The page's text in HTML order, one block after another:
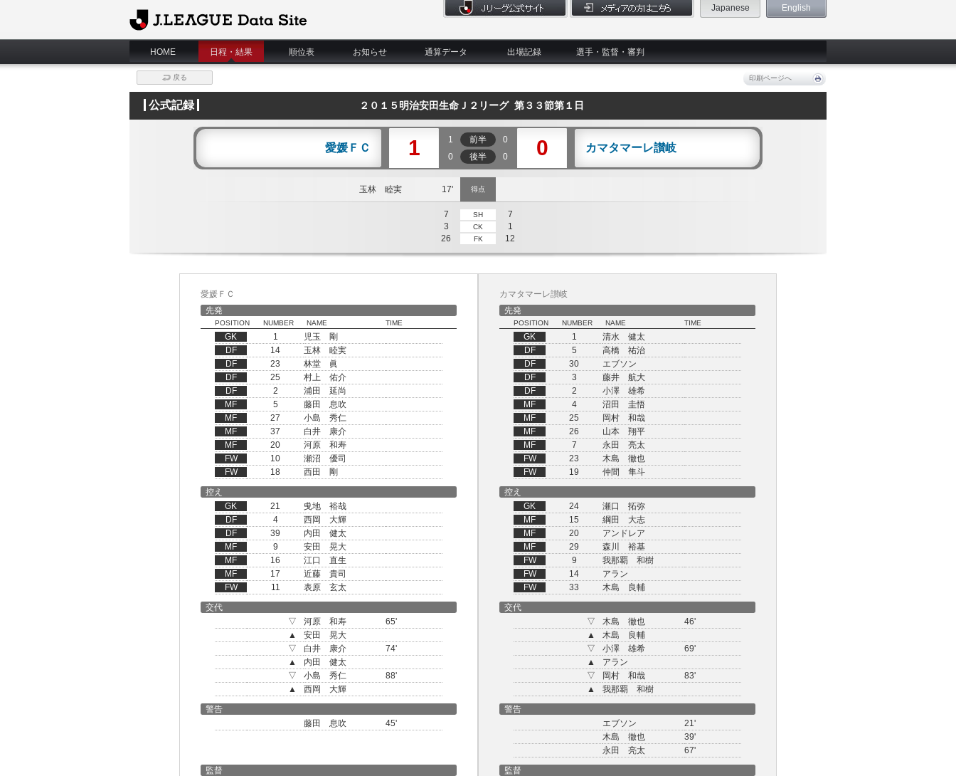
J.League Data Site
Japanese English
HOME 日程・結果 順位表 お知らせ 通算データ 出場記録 選手・監督・審判
戻る 印刷ページへ
公式記録 ２０１５明治安田生命Ｊ２リーグ 第３３節第１日
愛媛ＦＣ 1 1 前半
0
0
後半 0 0 カマタマーレ讃岐
玉林 睦実 17' 得点
7 SH
7
3
CK
1
26
FK 12
愛媛ＦＣ
先発
POSITION NUMBER NAME TIME
GK 1
児玉 剛
DF
14
玉林 睦実
DF
23
林堂 眞
DF
25
村上 佑介
DF
2
浦田 延尚
MF
5
藤田 息吹
MF
27
小島 秀仁
MF
37
白井 康介
MF
20
河原 和寿
FW
10
瀬沼 優司
FW
18 西田 剛
カマタマーレ讃岐
先発
POSITION NUMBER NAME TIME
GK 1
清水 健太
DF
5
高橋 祐治
DF
30
エブソン
DF
3
藤井 航大
DF
2
小澤 雄希
MF
4
沼田 圭悟
MF
25
岡村 和哉
MF
26
山本 翔平
MF
7
永田 亮太
FW
23
木島 徹也
FW
19
仲間 隼斗
控え
GK
21
曵地 裕哉
DF
4
西岡 大輝
DF
39
内田 健太
MF
9
安田 晃大
MF
16
江口 直生
MF
17
近藤 貴司
FW
11 表原 玄太
控え
GK
24
瀬口 拓弥
MF
15
綱田 大志
MF
20
アンドレア
MF
29
森川 裕基
FW
9
我那覇 和樹
FW
14
アラン
FW
33
木島 良輔
交代
▽
河原 和寿
65'
▲
安田 晃大
▽
白井 康介
74'
▲
内田 健太
▽
小島 秀仁
88'
▲
西岡 大輝
交代
▽
木島 徹也
46'
▲
木島 良輔
▽
小澤 雄希
69'
▲
アラン
▽
岡村 和哉
83'
▲
我那覇 和樹
警告
藤田 息吹
45'
警告
エブソン
21'
木島 徹也
39'
永田 亮太
67'
監督
監督